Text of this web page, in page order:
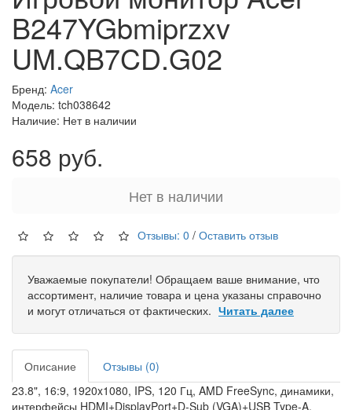
B247YGbmiprzxv
UM.QB7CD.G02
Бренд: Acer
Модель: tch038642
Наличие: Нет в наличии
658 руб.
Нет в наличии
Отзывы: 0 / Оставить отзыв
Уважаемые покупатели! Обращаем ваше внимание, что
ассортимент, наличие товара и цена указаны справочно
и могут отличаться от фактических. Читать далее
Описание
Отзывы (0)
23.8", 16:9, 1920x1080, IPS, 120 Гц, AMD FreeSync, динамики,
интерфейсы HDMI+DisplayPort+D-Sub (VGA)+USB Type-A,